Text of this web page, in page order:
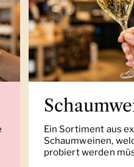
Ein Sortiment aus
Schaumweinen,
probiert werden